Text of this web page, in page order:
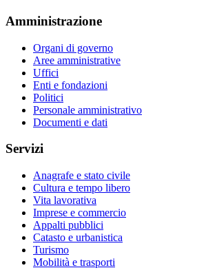
Amministrazione
Organi di governo
Aree amministrative
Uffici
Enti e fondazioni
Politici
Personale amministrativo
Documenti e dati
Servizi
Anagrafe e stato civile
Cultura e tempo libero
Vita lavorativa
Imprese e commercio
Appalti pubblici
Catasto e urbanistica
Turismo
Mobilità e trasporti